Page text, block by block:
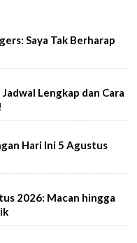
Saya Tak Berharap
Lengkap dan Cara
Hari Ini 5 Agustus
2026: Macan hingga